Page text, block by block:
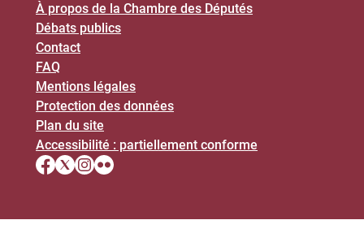
À propos de la Chambre des Députés
Débats publics
Contact
FAQ
Mentions légales
Protection des données
Plan du site
Accessibilité : partiellement conforme